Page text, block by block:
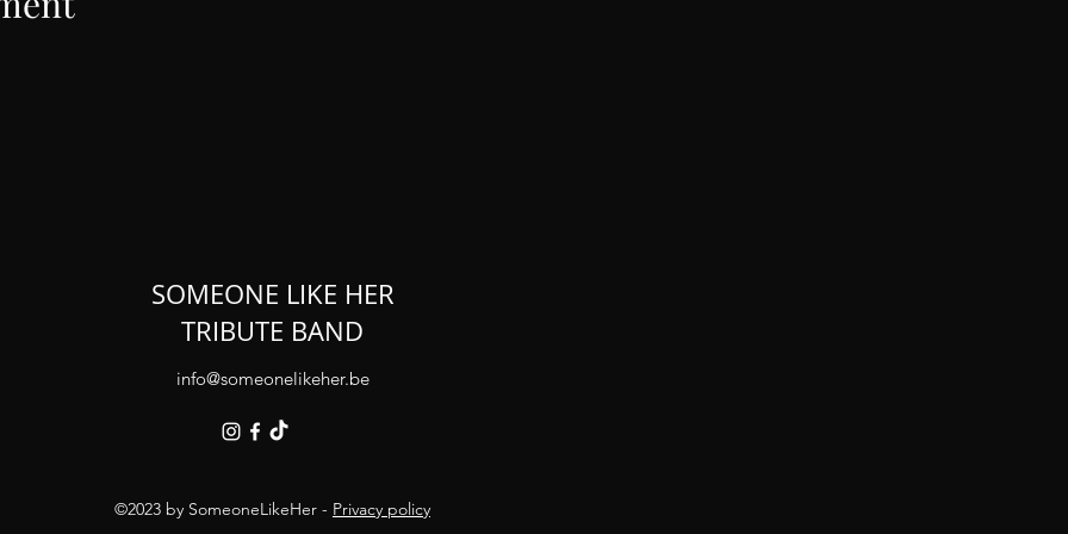
SOMEONE LIKE HER
TRIBUTE BAND
info@someonelikeher.be
©2023 by SomeoneLikeHer - Privacy policy